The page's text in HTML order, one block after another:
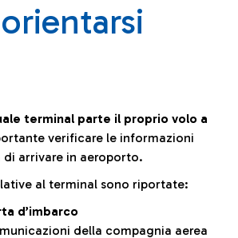
terminal parte il proprio volo a
verificare le informazioni
di arrivare in aeroporto.
al terminal sono riportate:
d’imbarco
della compagnia aerea